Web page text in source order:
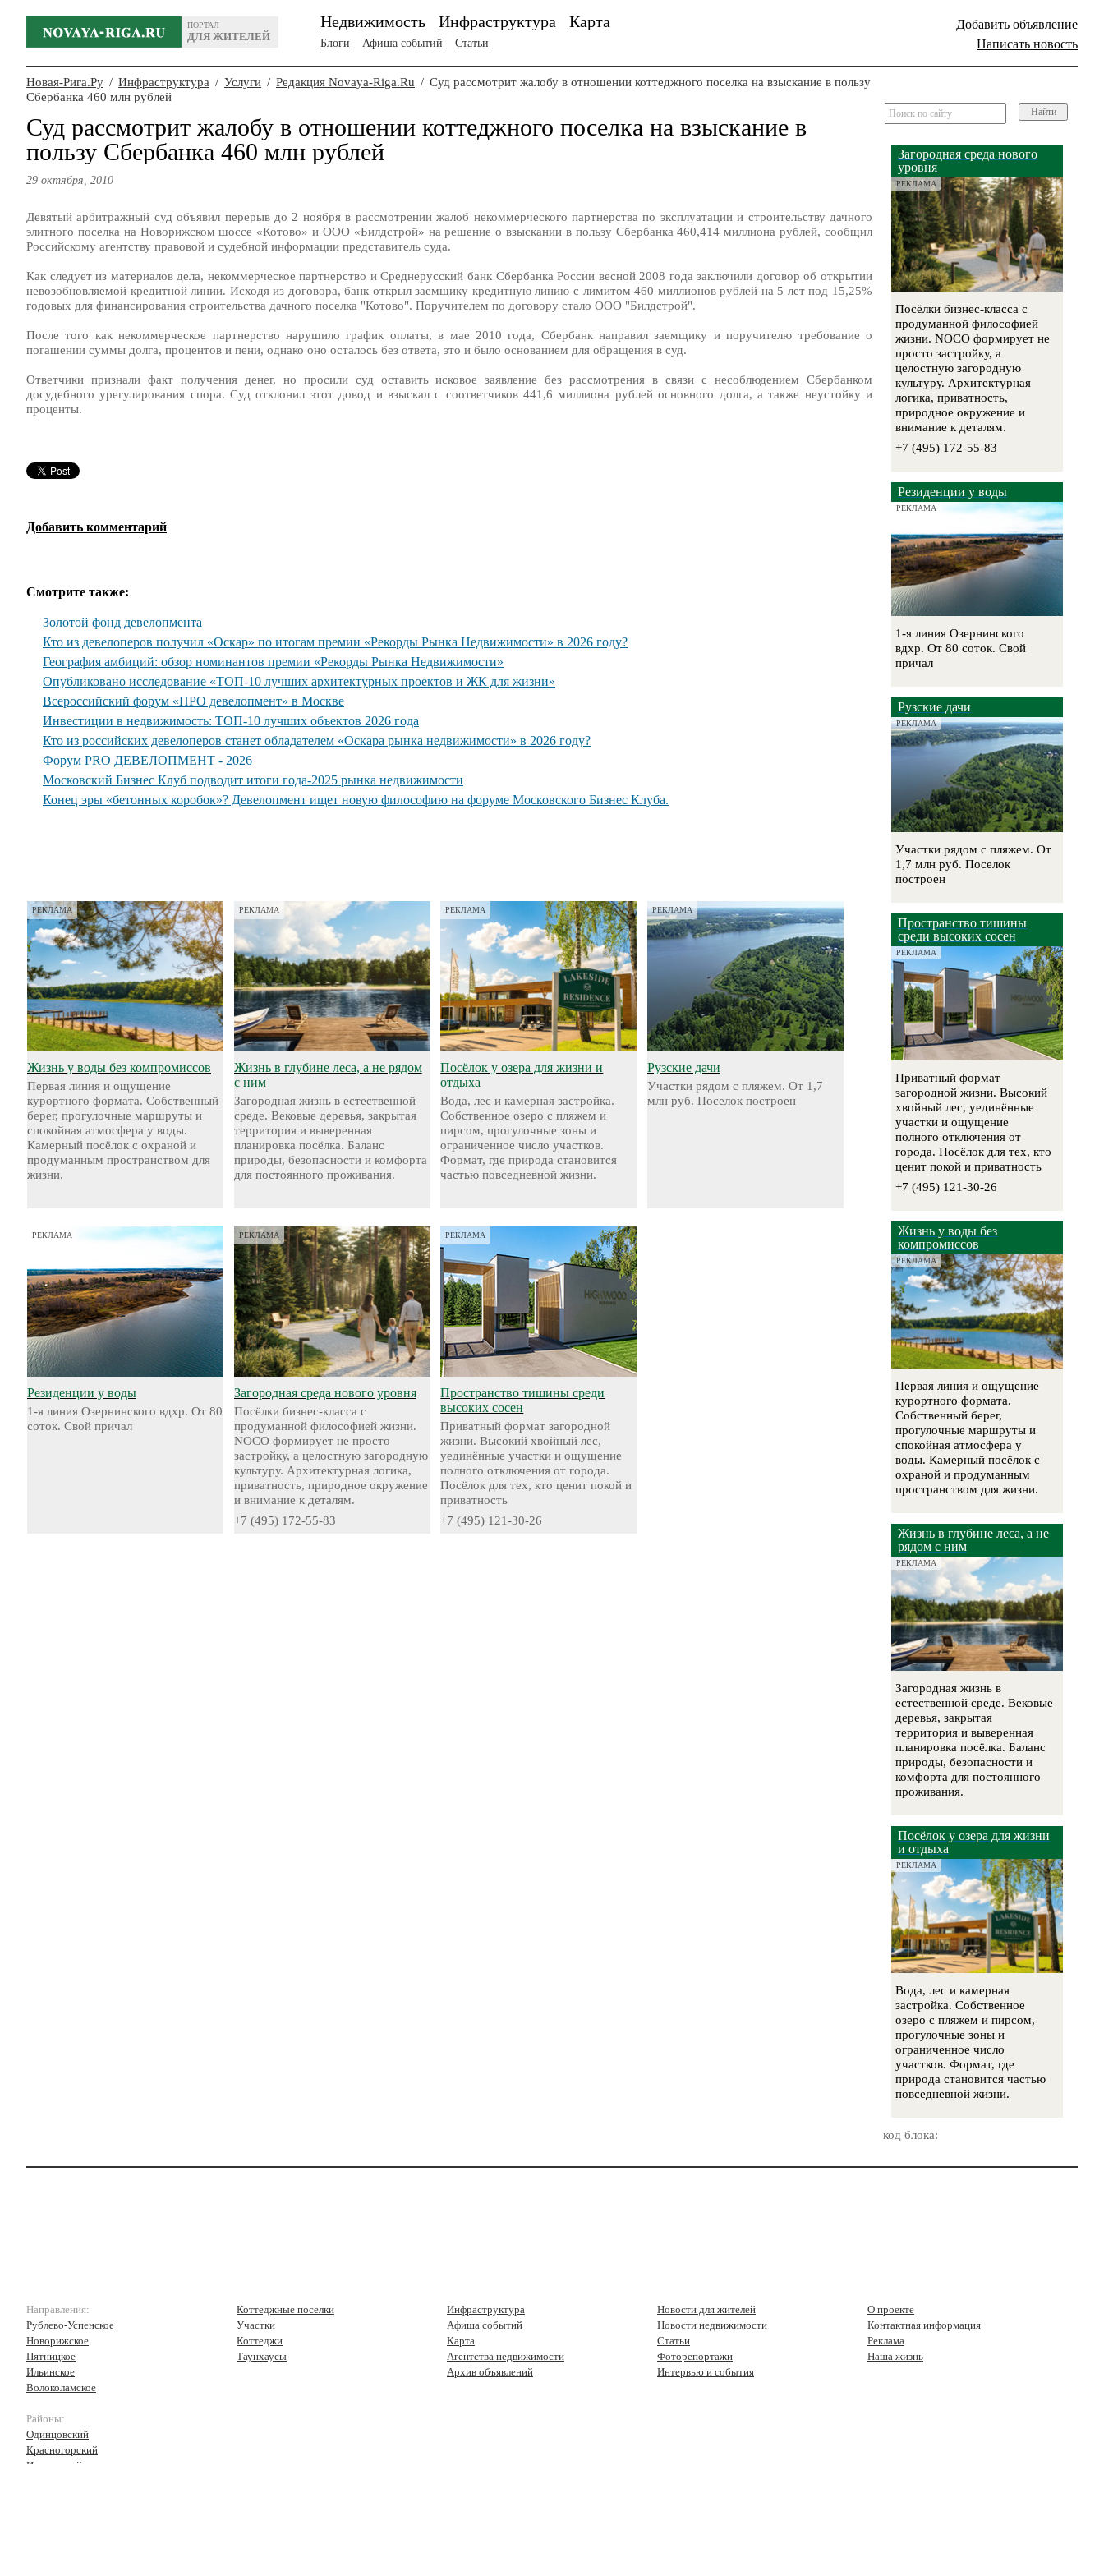
ПОРТАЛ
ДЛЯ ЖИТЕЛЕЙ
Добавить объявление
Написать новость
Недвижимость Инфраструктура Карта
Блоги Афиша событий Статьи
Новая-Рига.Ру / Инфраструктура / Услуги / Редакция Novaya-Riga.Ru / Суд рассмотрит жалобу в отношении коттеджного поселка на взыскание в пользу
Сбербанка 460 млн рублей
Суд рассмотрит жалобу в отношении коттеджного поселка на взыскание в
пользу Сбербанка 460 млн рублей
29 октября, 2010
Девятый арбитражный суд объявил перерыв до 2 ноября в рассмотрении жалоб некоммерческого партнерства по эксплуатации и строительству дачного
элитного поселка на Новорижском шоссе «Котово» и ООО «Билдстрой» на решение о взыскании в пользу Сбербанка 460,414 миллиона рублей, сообщил
Российскому агентству правовой и судебной информации представитель суда.
Как следует из материалов дела, некоммерческое партнерство и Среднерусский банк Сбербанка России весной 2008 года заключили договор об открытии
невозобновляемой кредитной линии. Исходя из договора, банк открыл заемщику кредитную линию с лимитом 460 миллионов рублей на 5 лет под 15,25%
годовых для финансирования строительства дачного поселка "Котово". Поручителем по договору стало ООО "Билдстрой".
После того как некоммерческое партнерство нарушило график оплаты, в мае 2010 года, Сбербанк направил заемщику и поручителю требование о
погашении суммы долга, процентов и пени, однако оно осталось без ответа, это и было основанием для обращения в суд.
Ответчики признали факт получения денег, но просили суд оставить исковое заявление без рассмотрения в связи с несоблюдением Сбербанком
досудебного урегулирования спора. Суд отклонил этот довод и взыскал с соответчиков 441,6 миллиона рублей основного долга, а также неустойку и
проценты.
Добавить комментарий
Смотрите также:
Золотой фонд девелопмента
Кто из девелоперов получил «Оскар» по итогам премии «Рекорды Рынка Недвижимости» в 2026 году?
География амбиций: обзор номинантов премии «Рекорды Рынка Недвижимости»
Опубликовано исследование «ТОП-10 лучших архитектурных проектов и ЖК для жизни»
Всероссийский форум «ПРО девелопмент» в Москве
Инвестиции в недвижимость: ТОП-10 лучших объектов 2026 года
Кто из российских девелоперов станет обладателем «Оскара рынка недвижимости» в 2026 году?
Форум PRO ДЕВЕЛОПМЕНТ - 2026
Московский Бизнес Клуб подводит итоги года-2025 рынка недвижимости
Конец эры «бетонных коробок»? Девелопмент ищет новую философию на форуме Московского Бизнес Клуба.
РЕКЛАМА
Жизнь у воды без компромиссов
Первая линия и ощущение
курортного формата. Собственный
берег, прогулочные маршруты и
спокойная атмосфера у воды.
Камерный посёлок с охраной и
продуманным пространством для
жизни.
РЕКЛАМА
Жизнь в глубине леса, а не рядом
с ним
Загородная жизнь в естественной
среде. Вековые деревья, закрытая
территория и выверенная
планировка посёлка. Баланс
природы, безопасности и комфорта
для постоянного проживания.
РЕКЛАМА
Посёлок у озера для жизни и
отдыха
Вода, лес и камерная застройка.
Собственное озеро с пляжем и
пирсом, прогулочные зоны и
ограниченное число участков.
Формат, где природа становится
частью повседневной жизни.
РЕКЛАМА
Рузские дачи
Участки рядом с пляжем. От 1,7
млн руб. Поселок построен
РЕКЛАМА
Резиденции у воды
1-я линия Озернинского вдхр. От 80
соток. Свой причал
РЕКЛАМА
Загородная среда нового уровня
Посёлки бизнес-класса с
продуманной философией жизни.
NOCO формирует не просто
застройку, а целостную загородную
культуру. Архитектурная логика,
приватность, природное окружение
и внимание к деталям.
+7 (495) 172-55-83
РЕКЛАМА
Пространство тишины среди
высоких сосен
Приватный формат загородной
жизни. Высокий хвойный лес,
уединённые участки и ощущение
полного отключения от города.
Посёлок для тех, кто ценит покой и
приватность
+7 (495) 121-30-26
Найти
Загородная среда нового
уровня
РЕКЛАМА
Посёлки бизнес-класса с
продуманной философией
жизни. NOCO формирует не
просто застройку, а
целостную загородную
культуру. Архитектурная
логика, приватность,
природное окружение и
внимание к деталям.
+7 (495) 172-55-83
Резиденции у воды
РЕКЛАМА
1-я линия Озернинского
вдхр. От 80 соток. Свой
причал
Рузские дачи
РЕКЛАМА
Участки рядом с пляжем. От
1,7 млн руб. Поселок
построен
Пространство тишины
среди высоких сосен
РЕКЛАМА
Приватный формат
загородной жизни. Высокий
хвойный лес, уединённые
участки и ощущение
полного отключения от
города. Посёлок для тех, кто
ценит покой и приватность
+7 (495) 121-30-26
Жизнь у воды без
компромиссов
РЕКЛАМА
Первая линия и ощущение
курортного формата.
Собственный берег,
прогулочные маршруты и
спокойная атмосфера у
воды. Камерный посёлок с
охраной и продуманным
пространством для жизни.
Жизнь в глубине леса, а не
рядом с ним
РЕКЛАМА
Загородная жизнь в
естественной среде. Вековые
деревья, закрытая
территория и выверенная
планировка посёлка. Баланс
природы, безопасности и
комфорта для постоянного
проживания.
Посёлок у озера для жизни
и отдыха
РЕКЛАМА
Вода, лес и камерная
застройка. Собственное
озеро с пляжем и пирсом,
прогулочные зоны и
ограниченное число
участков. Формат, где
природа становится частью
повседневной жизни.
код блока:
Направления:
Рублево-Успенское
Новорижское
Пятницкое
Ильинское
Волоколамское
Районы:
Одинцовский
Красногорский
Истринский
Коттеджные поселки
Участки
Коттеджи
Таунхаусы
Инфраструктура
Афиша событий
Карта
Агентства недвижимости
Архив объявлений
Новости для жителей
Новости недвижимости
Статьи
Фоторепортажи
Интервью и события
О проекте
Контактная информация
Реклама
Наша жизнь